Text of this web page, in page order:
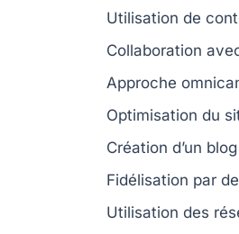
Utilisation de
Collaboration
Approche
Optimisation du
Création d’un blog
Fidélisation par
Utilisation des